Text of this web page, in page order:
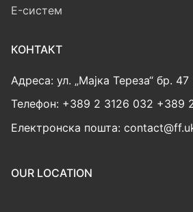
E-систем
КОНТАКТ
Адреса: ул. „Мајка Тереза“ бр.
Телефон: +389 2 3126 032 +389
Електронска пошта:
OUR LOCATION